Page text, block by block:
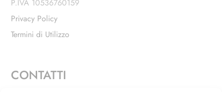
P.IVA 10536760159
Privacy Policy
Termini di Utilizzo
CONTATTI